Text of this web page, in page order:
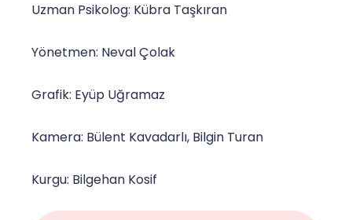
Uzman Psikolog: Kübra Taşkıran
Yönetmen: Neval Çolak
Grafik: Eyüp Uğramaz
Kamera: Bülent Kavadarlı, Bilgin Turan
Kurgu: Bilgehan Kosif